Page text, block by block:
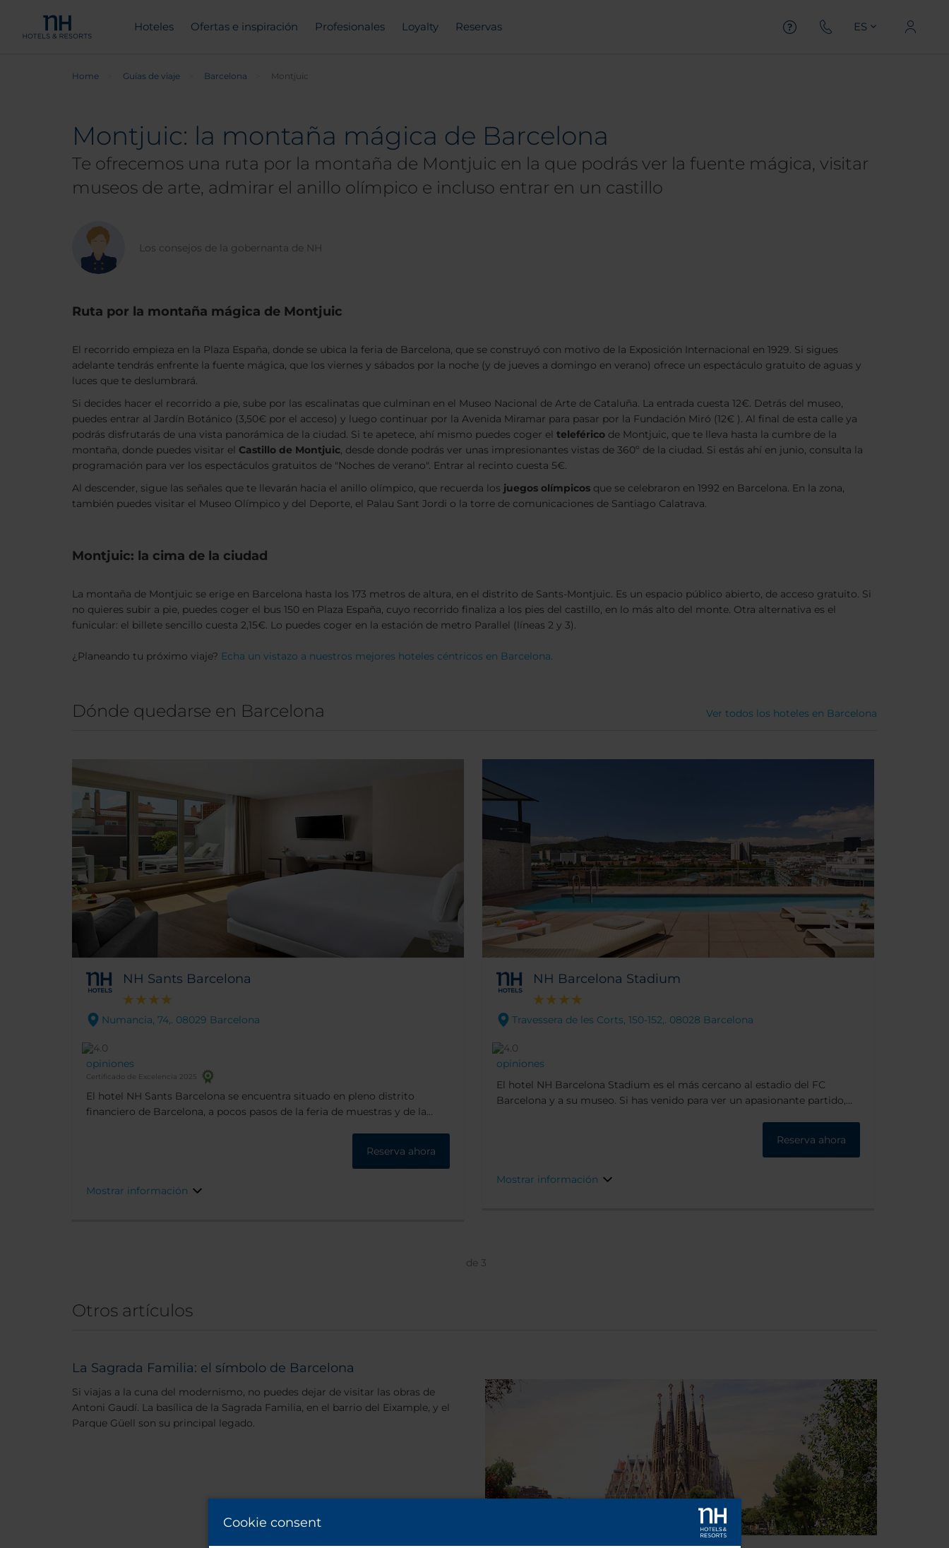
Hoteles Ofertas e inspiración Profesionales Loyalty Reservas ES
Home Guías de viaje Barcelona Montjuic
Montjuic: la montaña mágica de Barcelona
Te ofrecemos una ruta por la montaña de Montjuic en la que podrás ver la fuente mágica, visitar
museos de arte, admirar el anillo olímpico e incluso entrar en un castillo
Los consejos de la gobernanta de NH
Ruta por la montaña mágica de Montjuic
El recorrido empieza en la Plaza España, donde se ubica la feria de Barcelona, que se construyó con motivo de la Exposición Internacional en 1929. Si sigues
adelante tendrás enfrente la fuente mágica, que los viernes y sábados por la noche (y de jueves a domingo en verano) ofrece un espectáculo gratuito de aguas y
luces que te deslumbrará.
Si decides hacer el recorrido a pie, sube por las escalinatas que culminan en el Museo Nacional de Arte de Cataluña. La entrada cuesta 12€. Detrás del museo,
puedes entrar al Jardín Botánico (3,50€ por el acceso) y luego continuar por la Avenida Miramar para pasar por la Fundación Miró (12€ ). Al final de esta calle ya
podrás disfrutarás de una vista panorámica de la ciudad. Si te apetece, ahí mismo puedes coger el teleférico de Montjuic, que te lleva hasta la cumbre de la
montaña, donde puedes visitar el Castillo de Montjuic, desde donde podrás ver unas impresionantes vistas de 360º de la ciudad. Si estás ahí en junio, consulta la
programación para ver los espectáculos gratuitos de "Noches de verano". Entrar al recinto cuesta 5€.
Al descender, sigue las señales que te llevarán hacia el anillo olímpico, que recuerda los juegos olímpicos que se celebraron en 1992 en Barcelona. En la zona,
también puedes visitar el Museo Olímpico y del Deporte, el Palau Sant Jordi o la torre de comunicaciones de Santiago Calatrava.
Montjuic: la cima de la ciudad
La montaña de Montjuic se erige en Barcelona hasta los 173 metros de altura, en el distrito de Sants-Montjuic. Es un espacio público abierto, de acceso gratuito. Si
no quieres subir a pie, puedes coger el bus 150 en Plaza España, cuyo recorrido finaliza a los pies del castillo, en lo más alto del monte. Otra alternativa es el
funicular: el billete sencillo cuesta 2,15€. Lo puedes coger en la estación de metro Parallel (líneas 2 y 3).
¿Planeando tu próximo viaje? Echa un vistazo a nuestros mejores hoteles céntricos en Barcelona.
Dónde quedarse en Barcelona Ver todos los hoteles en Barcelona
NH Sants Barcelona
Numancia, 74,. 08029 Barcelona
opiniones
Certificado de Excelencia 2025
El hotel NH Sants Barcelona se encuentra situado en pleno distrito
financiero de Barcelona, a pocos pasos de la feria de muestras y de la
Reserva ahora
Mostrar información
NH Barcelona Stadium
Travessera de les Corts, 150-152,. 08028 Barcelona
opiniones
El hotel NH Barcelona Stadium es el más cercano al estadio del FC
Barcelona y a su museo. Si has venido para ver un apasionante partido,
y el Centro de Convenciones en Gran Vía. Desde aquí puedes acceder
Reserva ahora
Mostrar información
de 3
Otros artículos
La Sagrada Familia: el símbolo de Barcelona
Si viajas a la cuna del modernismo, no puedes dejar de visitar las obras de
Antoni Gaudí. La basílica de la Sagrada Familia, en el barrio del Eixample, y el
Parque Güell son su principal legado.
Cookie consent